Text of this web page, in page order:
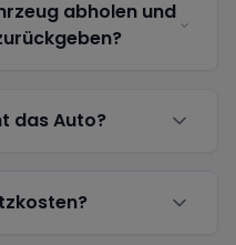
abholen und
das Auto?